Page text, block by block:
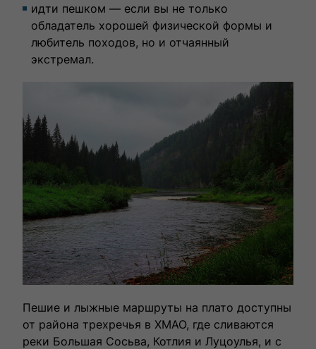
идти пешком — если вы не только
обладатель хорошей физической формы и
любитель походов, но и отчаянный
экстремал.
Пешие и лыжные маршруты на плато доступны
от района трехречья в ХМАО, где сливаются
реки Большая Сосьва, Котлия и Луцоулья, и с